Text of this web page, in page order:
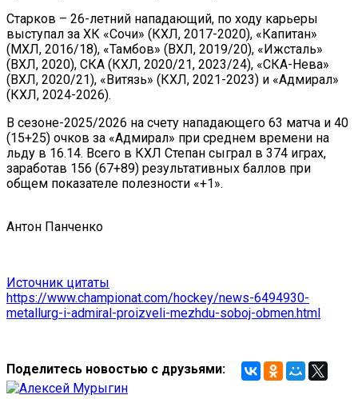
Старков – 26-летний нападающий, по ходу карьеры
выступал за ХК «Сочи» (КХЛ, 2017-2020), «Капитан»
(МХЛ, 2016/18), «Тамбов» (ВХЛ, 2019/20), «Ижсталь»
(ВХЛ, 2020), СКА (КХЛ, 2020/21, 2023/24), «СКА-Нева»
(ВХЛ, 2020/21), «Витязь» (КХЛ, 2021-2023) и «Адмирал»
(КХЛ, 2024-2026).
В сезоне-2025/2026 на счету нападающего 63 матча и 40
(15+25) очков за «Адмирал» при среднем времени на
льду в 16.14. Всего в КХЛ Степан сыграл в 374 играх,
заработав 156 (67+89) результативных баллов при
общем показателе полезности «+1».
Антон Панченко
Источник цитаты
https://www.championat.com/hockey/news-6494930-
metallurg-i-admiral-proizveli-mezhdu-soboj-obmen.html
Поделитесь новостью с друзьями: